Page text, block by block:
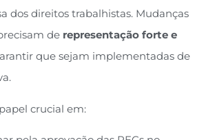
dos direitos trabalhistas. Mudanças
de representação forte e
que sejam implementadas de
crucial em: